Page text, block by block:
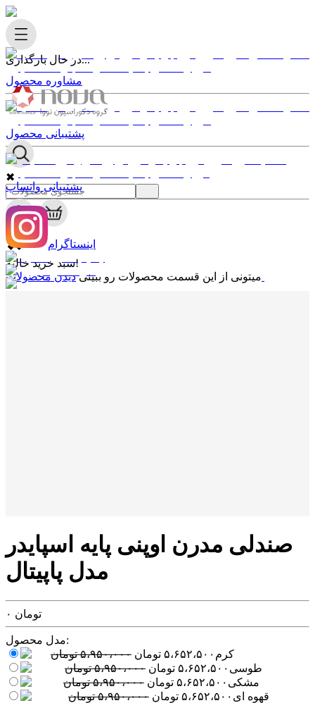
در حال بارگذاری...
✖
0
✖
سبد خرید خالیه!
میتونی از این قسمت محصولات رو ببینی
مشاوره محصول
پشتیبانی محصول
پشتیبانی واتساپ
اینستاگرام
صندلی مدرن اوپنی پایه اسپایدر
مدل پاپیتال
۰ تومان
مدل محصول:
کرم ۵،۶۵۲،۵۰۰ تومان ۵،۹۵۰،۰۰۰تومان
طوسی ۵،۶۵۲،۵۰۰ تومان ۵،۹۵۰،۰۰۰تومان
مشکی ۵،۶۵۲،۵۰۰ تومان ۵،۹۵۰،۰۰۰تومان
قهوه ای ۵،۶۵۲،۵۰۰ تومان ۵،۹۵۰،۰۰۰تومان